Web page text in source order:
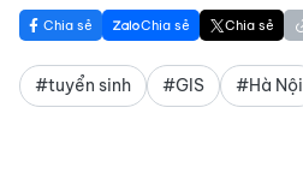
Chia sẻ Chia sẻ Chia sẻ
#tuyển sinh #GIS #Hà Nội